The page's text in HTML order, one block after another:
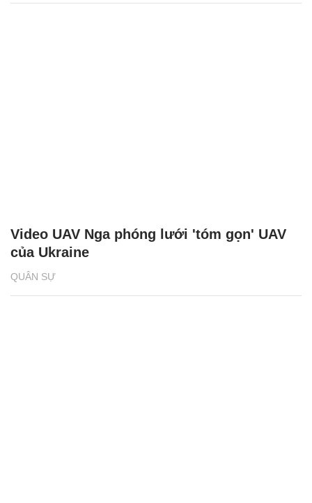
QUÂN SỰ
Video UAV Nga phóng lưới 'tóm gọn' UAV
của Ukraine